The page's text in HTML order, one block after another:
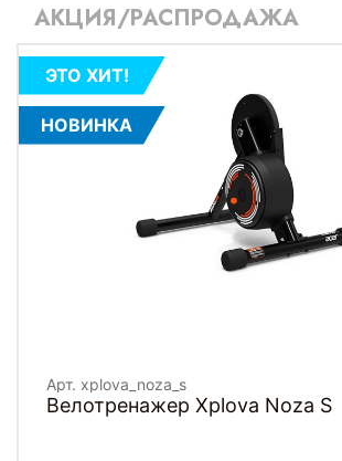
АКЦИЯ/РАСПРОДАЖА
ЭТО ХИТ!
НОВИНКА
Арт. xplova_noza_s
Велотренажер Xplova Noza S